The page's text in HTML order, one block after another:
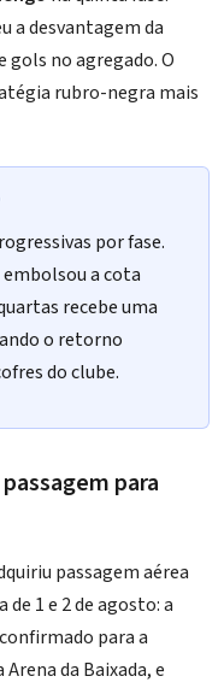
a desvantagem da
gols no agregado. O
rubro-negra mais
por fase.
embolsou a cota
recebe uma
o retorno
do clube.
para
passagem aérea
1 e 2 de agosto: a
para a
da Baixada, e